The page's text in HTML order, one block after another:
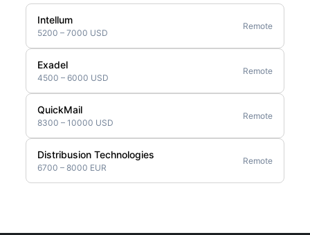
Intellum
5200 – 7000 USD
Remote
Exadel
4500 – 6000 USD
Remote
QuickMail
8300 – 10000 USD
Remote
Distribusion Technologies
6700 – 8000 EUR
Remote